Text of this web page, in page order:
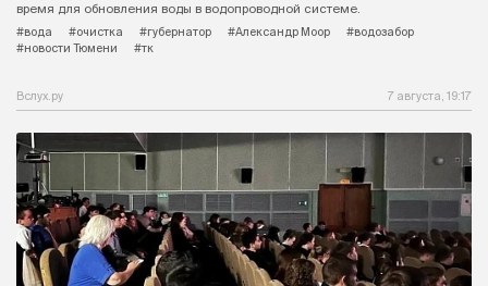
время для обновления воды в водопроводной системе.
#вода
#очистка #губернатор #Александр Моор
#водозабор
#новости Тюмени
#тк
Вслух.ру 7 августа, 19:17